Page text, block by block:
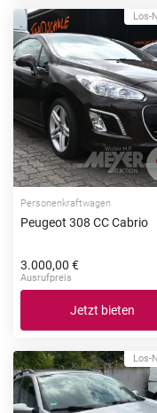
Los-
Personenkraftwagen
Peugeot 308 CC Cabrio
3.000,00 €
Ausrufpreis
Jetzt bieten
Los-